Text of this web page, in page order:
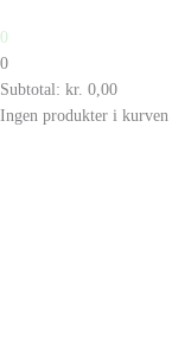
0
0
Subtotal: kr. 0,00
Ingen produkter i kurven